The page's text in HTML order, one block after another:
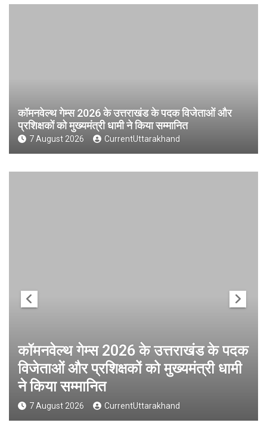
कॉमनवेल्थ गेम्स 2026 के उत्तराखंड के पदक विजेताओं और
प्रशिक्षकों को मुख्यमंत्री धामी ने किया सम्मानित
7 August 2026 CurrentUttarakhand
कॉमनवेल्थ गेम्स 2026 के उत्तराखंड के पदक
विजेताओं और प्रशिक्षकों को मुख्यमंत्री धामी
ने किया सम्मानित
7 August 2026 CurrentUttarakhand